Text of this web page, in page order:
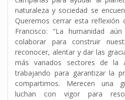
naturaleza y sociedad se
Queremos cerrar esta reflexión
Francisco: “La humanidad
colaborar para construir
reconocer, alentar y dar las
más variados sectores de la
trabajando para garantizar la
compartimos. Merecen una
luchan con vigor para